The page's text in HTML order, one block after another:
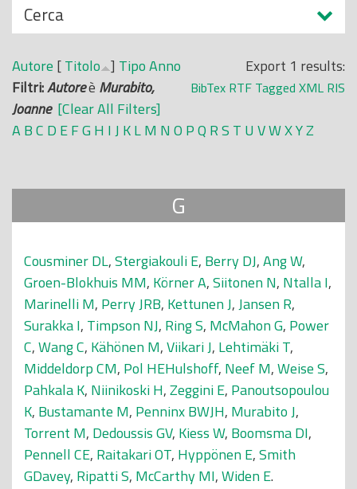
N
a
s
c
o
n
d
Cerca
Export 1 results:
BibTex RTF Tagged XML RIS
Autore [Titolo ] TipoAnno
Filtri:Autoreè Murabito,
Joanne [Clear All Filters]
ABC D EFG H IJ KLM N O PQ RS T U VWXYZ
G
Cousminer DL,Stergiakouli E, Berry DJ,Ang W,
Groen-Blokhuis MM, Körner A,Siitonen N, Ntalla I,
Marinelli M, Perry JRB, Kettunen J,Jansen R,
Surakka I, Timpson NJ, Ring S, McMahon G, Power
C,Wang C, Kähönen M,Viikari J, Lehtimäki T,
Middeldorp CM, Pol HEHulshoff, Neef M,Weise S,
Pahkala K, Niinikoski H,Zeggini E, Panoutsopoulou
K, Bustamante M, Penninx BWJH, Murabito J,
Torrent M, Dedoussis GV, Kiess W, Boomsma DI,
Pennell CE, Raitakari OT, Hyppönen E,Smith
GDavey, Ripatti S, McCarthy MI,Widen E.